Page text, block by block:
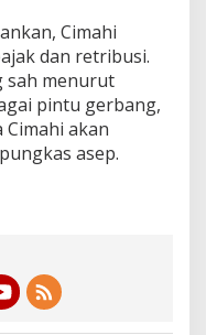
Cimahi
dan retribusi.
sah menurut
pintu gerbang,
akan
asep.